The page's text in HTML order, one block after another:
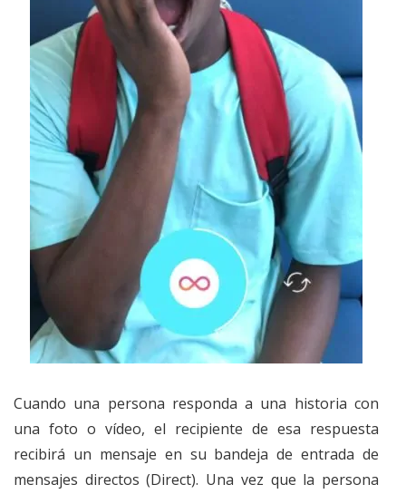
Cuando una persona responda a una historia con
una foto o vídeo, el recipiente de esa respuesta
recibirá un mensaje en su bandeja de entrada de
mensajes directos (Direct). Una vez que la persona